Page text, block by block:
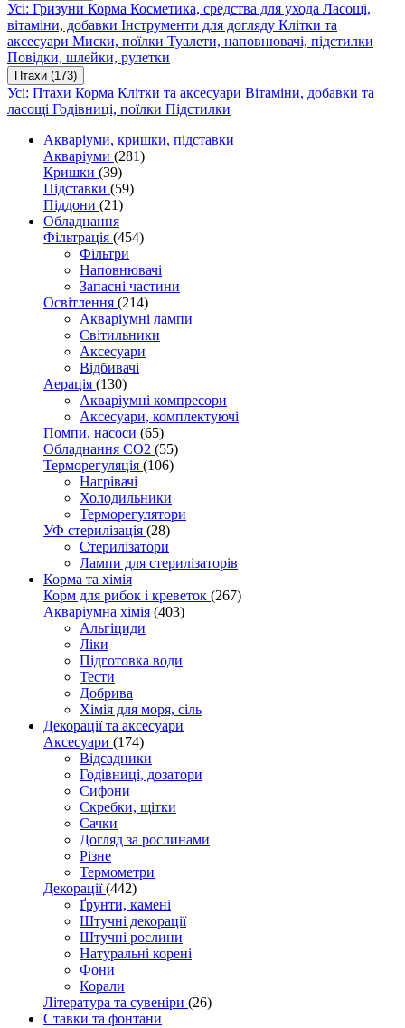
Усі: Гризуни Корма Косметика, средства для ухода Ласощі,
вітаміни, добавки Інструменти для догляду Клітки та
аксесуари Миски, поїлки Туалети, наповнювачі, підстилки
Повідки, шлейки, рулетки
Птахи (173)
Усі: Птахи Корма Клітки та аксесуари Вітаміни, добавки та
ласощі Годівниці, поїлки Підстилки
Акваріуми, кришки, підставки
Акваріуми (281)
Кришки (39)
Підставки (59)
Піддони (21)
Обладнання
Фільтрація (454)
Фільтри
Наповнювачі
Запасні частини
Освітлення (214)
Акваріумні лампи
Світильники
Аксесуари
Відбивачі
Аерація (130)
Акваріумні компресори
Аксесуари, комплектуючі
Помпи, насоси (65)
Обладнання CO2 (55)
Терморегуляція (106)
Нагрівачі
Холодильники
Терморегулятори
УФ стерилізація (28)
Стерилізатори
Лампи для стерилізаторів
Корма та хімія
Корм для рибок і креветок (267)
Акваріумна хімія (403)
Альгіциди
Ліки
Підготовка води
Тести
Добрива
Хімія для моря, сіль
Декорації та аксесуари
Аксесуари (174)
Відсадники
Годівниці, дозатори
Сифони
Скребки, щітки
Сачки
Догляд за рослинами
Різне
Термометри
Декорації(442)
Ґрунти, камені
Штучні декорації
Штучні рослини
Натуральні корені
Фони
Корали
Література та сувеніри (26)
Ставки та фонтани